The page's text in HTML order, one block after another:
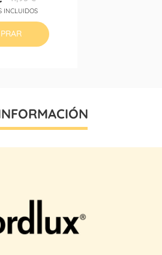
Precio
Precio
base
INCLUIDOS